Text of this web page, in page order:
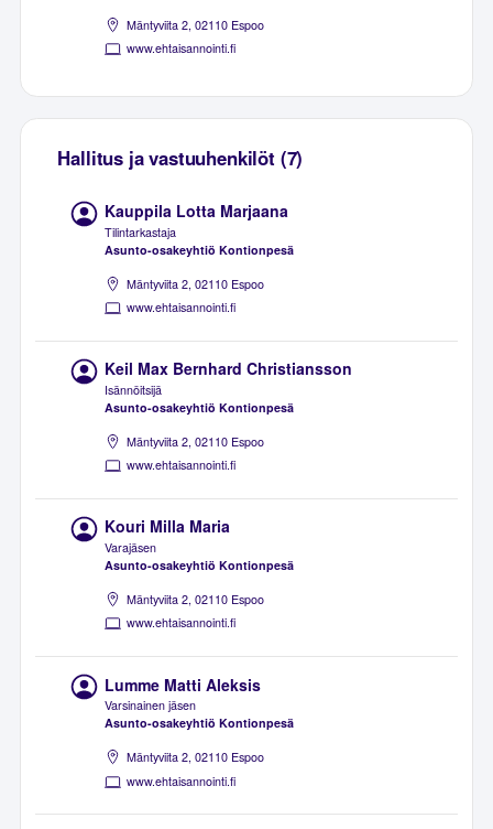
Mäntyviita 2, 02110 Espoo
www.ehtaisannointi.fi
Hallitus ja vastuuhenkilöt (7)
Kauppila Lotta Marjaana
Tilintarkastaja
Asunto-osakeyhtiö Kontionpesä
Mäntyviita 2, 02110 Espoo
www.ehtaisannointi.fi
Keil Max Bernhard Christiansson
Isännöitsijä
Asunto-osakeyhtiö Kontionpesä
Mäntyviita 2, 02110 Espoo
www.ehtaisannointi.fi
Kouri Milla Maria
Varajäsen
Asunto-osakeyhtiö Kontionpesä
Mäntyviita 2, 02110 Espoo
www.ehtaisannointi.fi
Lumme Matti Aleksis
Varsinainen jäsen
Asunto-osakeyhtiö Kontionpesä
Mäntyviita 2, 02110 Espoo
www.ehtaisannointi.fi